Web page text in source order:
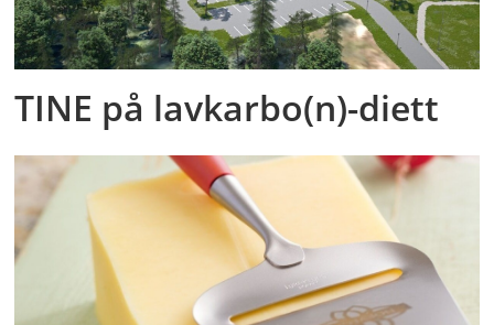
TINE på lavkarbo(n)-diett